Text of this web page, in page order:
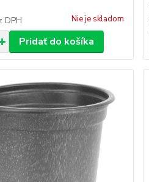
DPH Nie je skladom
Pridať do košíka